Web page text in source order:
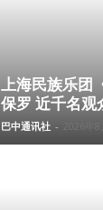
上海民族乐团
保罗 近千名观
巴中通讯社 -